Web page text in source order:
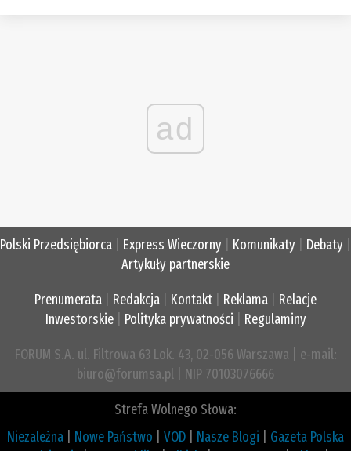
ad
Polski Przedsiębiorca Express Wieczorny Komunikaty Debaty
Artykuły partnerskie
Prenumerata Redakcja Kontakt Reklama
Relacje
Inwestorskie| Polityka prywatności Regulaminy
FORUM S.A. ul. Filtrowa 63 Lok. 43, 02-056 Warszawa | e-mail:
biuro@forumsa.pl | NIP 70103076666
Strefa Wolnego Słowa:
Niezależna
Nowe Państwo VOD Nasze Blogi
Gazeta Polska